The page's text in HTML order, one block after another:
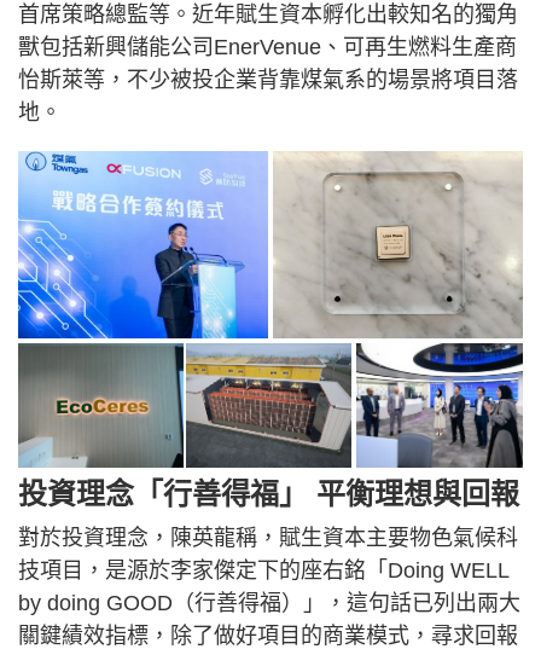
首席策略總監等。近年賦生資本孵化出較知名的獨角
獸包括新興儲能公司EnerVenue、可再生燃料生產商
怡斯萊等，不少被投企業背靠煤氣系的場景將項目落
地。
投資理念「行善得福」 平衡理想與回報
對於投資理念，陳英龍稱，賦生資本主要物色氣候科
技項目，是源於李家傑定下的座右銘「Doing WELL
by doing GOOD（行善得福）」，這句話已列出兩大
關鍵績效指標，除了做好項目的商業模式，尋求回報